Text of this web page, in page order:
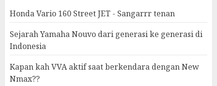
Honda Vario 160 Street JET - Sangarrr tenan
Sejarah Yamaha Nouvo dari generasi ke generasi di
Indonesia
Kapan kah VVA aktif saat berkendara dengan New
Nmax??